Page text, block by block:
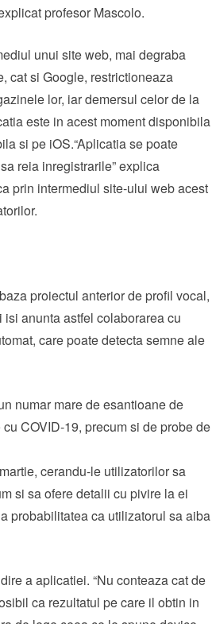
profesor Mascolo.
unui site web, mai degraba
cat si Google, restrictioneaza
lor, iar demersul celor de la
este in acest moment disponibila
si pe iOS.“Aplicatia se poate
reia inregistrarile” explica
prin intermediul site-ului web acest
proiectul anterior de profil vocal,
anunta astfel colaborarea cu
care poate detecta semne ale
numar mare de esantioane de
COVID-19, precum si de probe de
cerandu-le utilizatorilor sa
si sa ofere detalii cu pivire la ei
probabilitatea ca utilizatorul sa aiba
a aplicatiei. “Nu conteaza cat de
ca rezultatul pe care il obtin in